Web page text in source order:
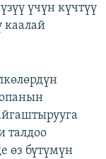
үчүн күчтүү
каалай
талдоо
өз бүтүмүн